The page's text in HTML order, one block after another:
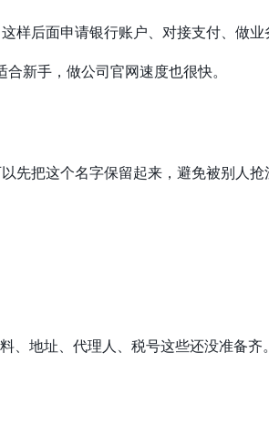
样后面申请银行账户、对接支付、做
合新手，做公司官网速度也很快。
先把这个名字保留起来，避免被别人抢
地址、代理人、税号这些还没准备